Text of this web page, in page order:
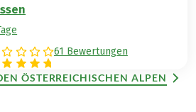
61 Bewertungen
ÖSTERREICHISCHEN ALPEN